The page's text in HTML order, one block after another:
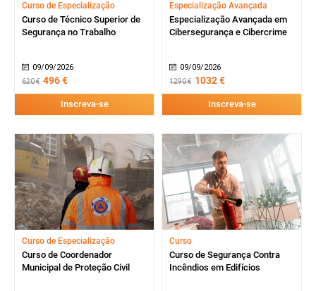
Curso de Especialização
Curso de Técnico Superior de
Segurança no Trabalho
09/09/2026
620 € 496 €
Inscreva-se
Especialização Avançada
Especialização Avançada em
Cibersegurança e Cibercrime
09/09/2026
1290 € 1032 €
Inscreva-se
Curso de Especialização
Curso de Coordenador
Municipal de Proteção Civil
Curso
Curso de Segurança Contra
Incêndios em Edifícios